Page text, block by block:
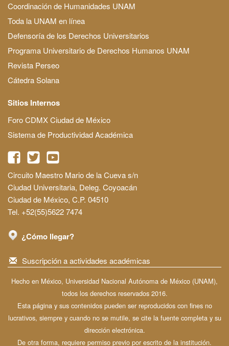
Coordinación de Humanidades UNAM
Toda la UNAM en línea
Defensoría de los Derechos Universitarios
Programa Universitario de Derechos Humanos UNAM
Revista Perseo
Cátedra Solana
Sitios Internos
Foro CDMX Ciudad de México
Sistema de Productividad Académica
Circuito Maestro Mario de la Cueva s/n
Ciudad Universitaria, Deleg. Coyoacán
Ciudad de México, C.P. 04510
Tel. +52(55)5622 7474
¿Cómo llegar?
Suscripción a actividades académicas
Hecho en México, Universidad Nacional Autónoma de México (UNAM),
todos los derechos reservados 2016.
Esta página y sus contenidos pueden ser reproducidos con fines no
lucrativos, siempre y cuando no se mutile, se cite la fuente completa y su
dirección electrónica.
De otra forma, requiere permiso previo por escrito de la institución.